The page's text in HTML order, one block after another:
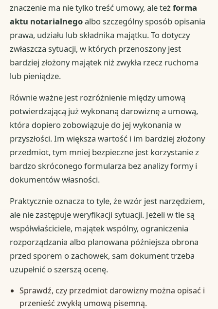
znaczenie ma nie tylko treść umowy, ale teżforma
aktu notarialnegoalbo szczególny sposób opisania
prawa, udziału lub składnika majątku. To dotyczy
zwłaszcza sytuacji, w których przenoszony jest
bardziej złożony majątek niż zwykła rzecz ruchoma
lub pieniądze.
Równie ważne jest rozróżnienie między umową
potwierdzającą już wykonaną darowiznę a umową,
która dopiero zobowiązuje do jej wykonania w
przyszłości. Im większa wartość i im bardziej złożony
przedmiot, tym mniej bezpieczne jest korzystanie z
bardzo skróconego formularza bez analizy formy i
dokumentów własności.
Praktycznie oznacza to tyle, że wzór jest narzędziem,
ale nie zastępuje weryfikacji sytuacji. Jeżeli w tle są
współwłaściciele, majątek wspólny, ograniczenia
rozporządzania albo planowana późniejsza obrona
przed sporem o zachowek, sam dokument trzeba
uzupełnić o szerszą ocenę.
Sprawdź, czy przedmiot darowizny można opisać i
przenieść zwykłą umową pisemną.